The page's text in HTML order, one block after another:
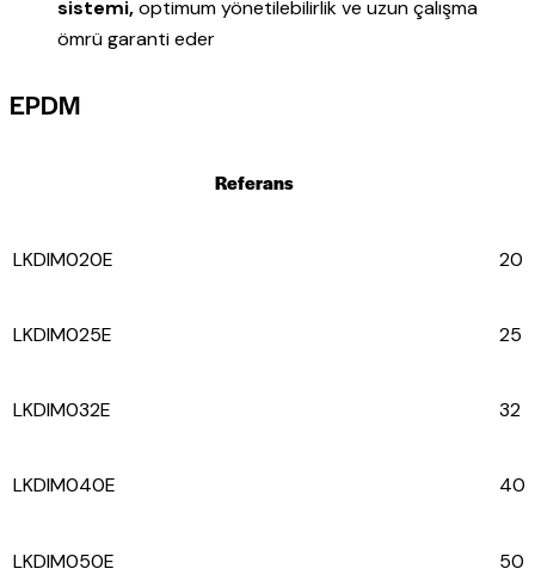
sistemi,optimum yönetilebilirlik ve uzun çalışma
ömrü garanti eder
EPDM
Referans
LKDIM020E 20
LKDIM025E 25
LKDIM032E 32
LKDIM040E 40
LKDIM050E 50